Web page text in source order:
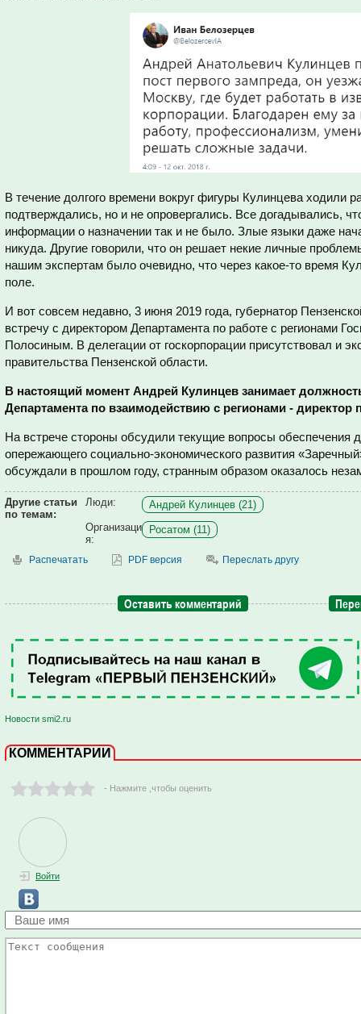
В течение долгого времени вокруг фигуры Кулинцева ходили
подтверждались, но и не опровергались. Все догадывались,
информации о назначении так и не было. Злые языки даже
никуда. Другие говорили, что он решает некие личные
нашим экспертам было очевидно, что через какое-то время
поле.
И вот совсем недавно, 3 июня 2019 года, губернатор
встречу с директором Департамента по работе с регионами
Полосиным. В делегации от госкорпорации присутствовал и
правительства Пензенской области.
В настоящий момент Андрей Кулинцев занимает
Департамента по взаимодействию с регионами - директор
На встрече стороны обсудили текущие вопросы обеспечения
опережающего социально-экономического развития
обсуждали в прошлом году, странным образом оказалось
Другие статьи
по темам:
Люди:
Андрей Кулинцев (21)
Организаци
я:
Росатом (11)
Распечатать PDF версия Переслать другу
Оставить комментарий
Новости smi2.ru
КОММЕНТАРИИ
- Нажмите ,чтобы оценить
Войти